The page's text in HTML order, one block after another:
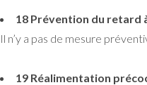
18 Prévention du retard
Il n’y a pas de mesure
19 Réalimentation